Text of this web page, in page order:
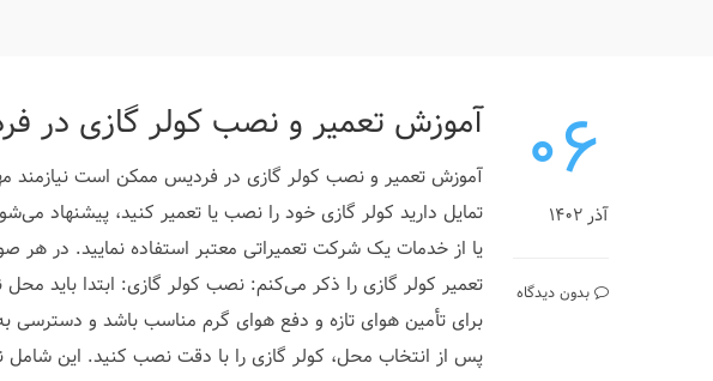
۰۶
آذر ۱۴۰۲
بدون دیدگاه
آموزش تعمیر و نصب کولر گازی در
آموزش تعمیر و نصب کولر گازی در فردیس ممکن است
تمایل دارید کولر گازی خود را نصب یا تعمیر کنید، پیشنهاد
یا از خدمات یک شرکت تعمیراتی معتبر استفاده نمایید. در هر
تعمیر کولر گازی را ذکر می‌کنم: نصب کولر گازی: ابتدا باید
برای تأمین هوای تازه و دفع هوای گرم مناسب باشد و دسترسی
پس از انتخاب محل، کولر گازی را با دقت نصب کنید. این